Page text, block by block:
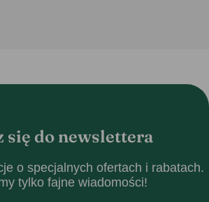
się do newslettera
o specjalnych ofertach i rabatach.
tylko fajne wiadomości!